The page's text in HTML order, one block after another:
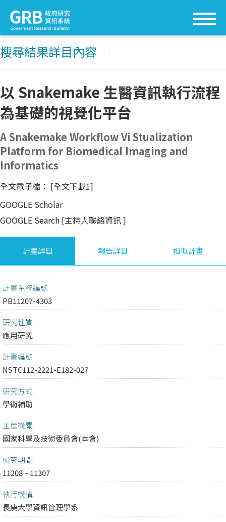
搜尋結果詳目內容
以 Snakemake 生醫資訊執行流程
為基礎的視覺化平台
A Snakemake Workflow Vi Stualization
Platform for Biomedical Imaging and
Informatics
全文電子檔： [全文下載1]
GOOGLE Scholar
GOOGLE Search [主持人聯絡資訊]
計畫詳目 報告詳目 相似計畫
計畫系統編號
PB11207-4303
研究性質
應用研究
計畫編號
NSTC112-2221-E182-027
研究方式
學術補助
主管機關
國家科學及技術委員會(本會)
研究期間
11208 ~ 11307
執行機構
長庚大學資訊管理學系